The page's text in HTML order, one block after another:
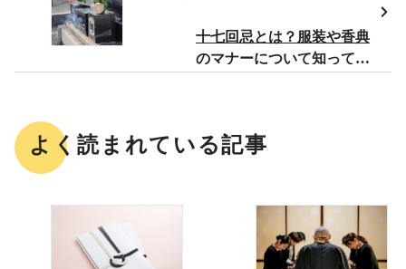
十七回忌とは？服装や香典
のマナーについて知ってお
よく読まれている記事